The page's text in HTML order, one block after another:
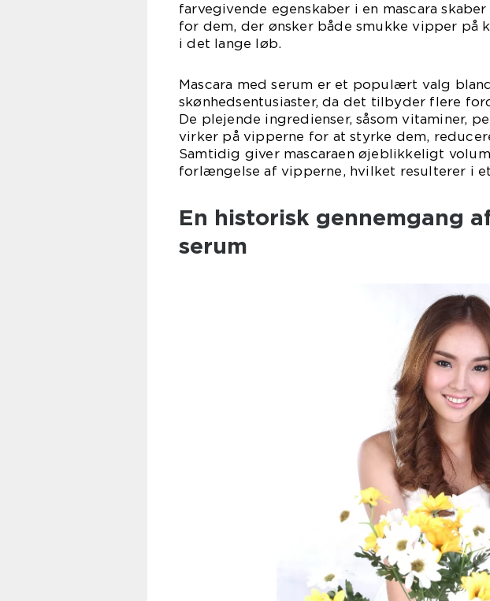
farvegivende egenskaber i en mascara
for dem, der ønsker både smukke vipper på
i det lange løb.
Mascara med serum er et populært valg
skønhedsentusiaster, da det tilbyder flere
De plejende ingredienser, såsom vitaminer,
virker på vipperne for at styrke dem,
Samtidig giver mascaraen øjeblikkeligt
forlængelse af vipperne, hvilket resulterer i
En historisk gennemgang
serum